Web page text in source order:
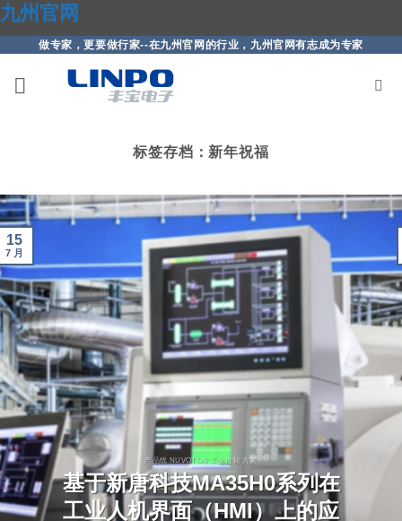
九州官网
做专家，更要做行家--在九州官网的行业，九州官网有志成为专家
标签存档： 新年祝福
产品线 NUVOTON 工业控制 方案
基于新唐科技MA35H0系列在
工业人机界面（HMI）上的应
15
7 月